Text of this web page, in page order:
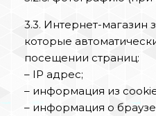
3.3. Интернет-
которые
посещении страниц:
– IP адрес;
– информация из
– информация о